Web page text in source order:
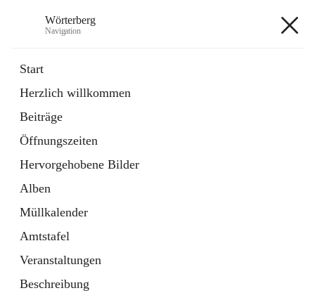
Wörterberg
Navigation
Start
Herzlich willkommen
Beiträge
Öffnungszeiten
Hervorgehobene Bilder
Alben
Müllkalender
Amtstafel
Veranstaltungen
Beschreibung
5 Schnellzugriffe
Bürgerservice
9 Schnellzugriffe